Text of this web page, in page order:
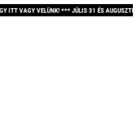
JÚLIS 31 ÉS AUGUSZTUS 12. KÖZÖTT A